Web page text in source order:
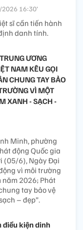
16:30’
sĩ cần tiến hành
danh tính.
ƯƠNG
NAM KÊU GỌI
CHUNG TAY BẢO
VÌ MỘT
XANH - SẠCH -
Minh, phường
động Quốc gia
(05/6), Ngày Đại
vì môi trường
năm 2026; Phát
tay bảo vệ
– đẹp”.
điều kiện dinh